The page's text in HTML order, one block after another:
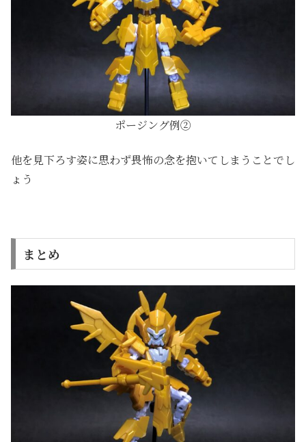
ポージング例②
他を見下ろす姿に思わず畏怖の念を抱いてしまうことでし
ょう
まとめ